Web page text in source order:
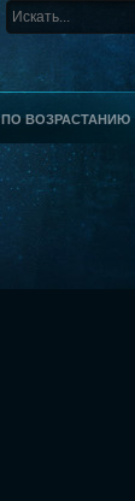
ПО ВОЗРАСТАНИЮ